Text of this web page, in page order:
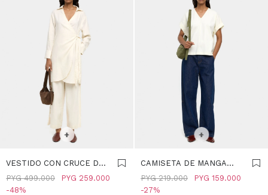
SELECCIONAR TALLE
+
VESTIDO CON CRUCE DE
LINO - CRUDO PYG 259.000
PYG 499.000
48
SELECCIONAR TALLE
+
CAMISETA DE MANGA
CON DOBLADILLO Y
BORDADO - CRUDO
PYG 159.000
PYG 219.000
27